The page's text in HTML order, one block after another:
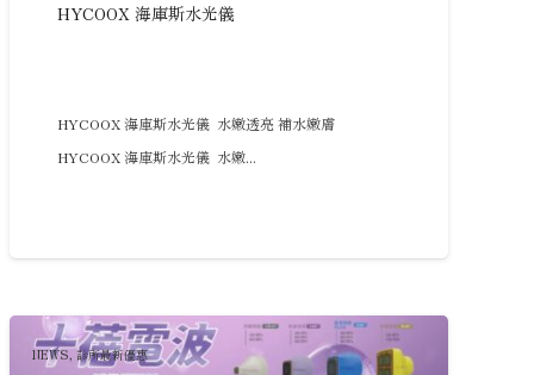
HYCOOX 海庫斯水光儀
HYCOOX 海庫斯水光儀 水嫩透亮 補水嫩膚
HYCOOX 海庫斯水光儀 水嫩...
NEWS,診所最新優惠